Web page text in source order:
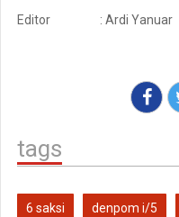
Editor : Ardi Yanuar
tags
6 saksi denpom i/5